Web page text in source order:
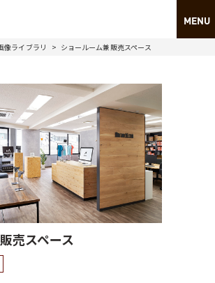
像ライブラリ ショールーム兼販売スペース
売スペース